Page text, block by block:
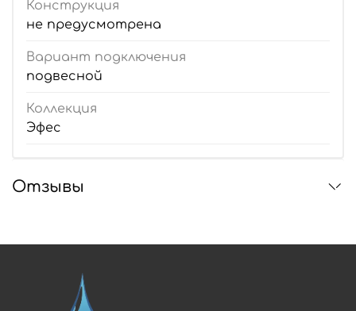
Конструкция
не предусмотрена
Вариант подключения
подвесной
Коллекция
Эфес
Отзывы